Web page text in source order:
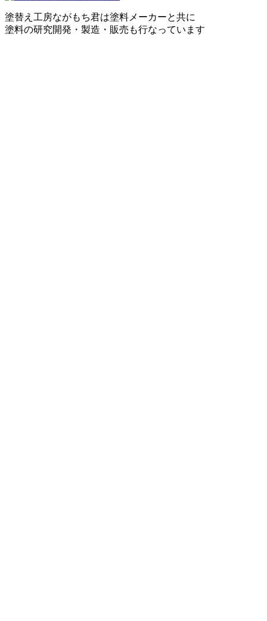
塗替え工房ながもち君は塗料メーカーと共に
塗料の研究開発・製造・販売も行なっています